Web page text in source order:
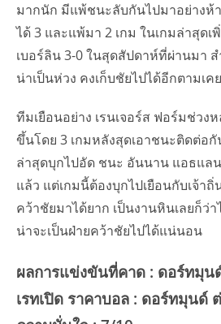
มากนัก มีแพ้ชนะลับกันไปมาอย่างห้
ได้ 3 และแพ้มา 2 เกม ในเกมล่าสุด
เบอร์ลิน 3-0 ในสุดสัปดาห์ที่ผ่านมา
น่าเป็นห่วง คงเก็บชัยไปได้อีกตามเคย
ทีมเยือนอย่าง เรนเจอร์ส ฟอร์มช่วง
ขึ้นโดย 3 เกมหลังสุดเอาชนะติดต่อกั
ล่าสุดบุกไปอัด ชนะ อันนาน แอธแล
แล้ว แต่เกมนี้ต้องบุกไปเยือนกับเจ้า
คว้าชัยมาได้ยาก เป็นงานหินเลยก็ว่
น่าจะเป็นฝ่ายคว้าชัยไปได้แน่นอน
ผลการแข่งขันที่คาด : ดอร์ทมุน
เรทเปิด ราคาบอล : ดอร์ทมุนด์